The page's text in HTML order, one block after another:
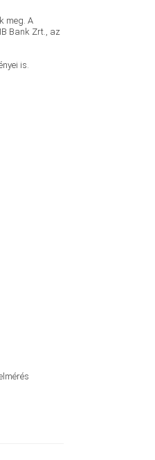
meg. A
Bank Zrt., az
is.